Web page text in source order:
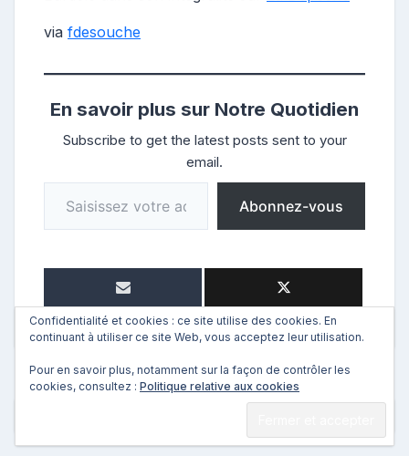
via fdesouche
En savoir plus sur Notre Quotidien
Subscribe to get the latest posts sent to your
email.
Saisissez votre adresse e-mail…
Abonnez-vous
Confidentialité et cookies : ce site utilise des cookies. En
continuant à utiliser ce site Web, vous acceptez leur utilisation.
Pour en savoir plus, notamment sur la façon de contrôler les
cookies, consultez : Politique relative aux cookies